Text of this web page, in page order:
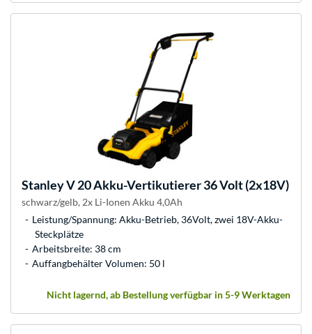
StanleyV 20 Akku-Vertikutierer 36 Volt (2x18V)
schwarz/gelb, 2x Li-Ionen Akku 4,0Ah
Leistung/Spannung: Akku-Betrieb, 36Volt, zwei 18V-Akku-
Steckplätze
Arbeitsbreite: 38 cm
Auffangbehälter Volumen: 50 l
Nicht lagernd, ab Bestellung verfügbar in 5-9 Werktagen